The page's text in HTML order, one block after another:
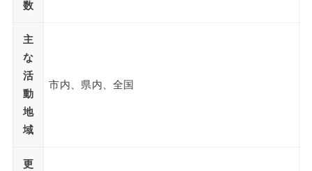
数
主
な
活
動
地
域
市内、県内、全国
更